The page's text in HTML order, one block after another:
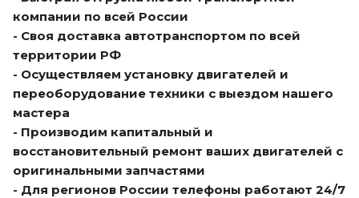
компании по всей России
- Своя доставка автотранспортом по всей
территории РФ
- Осуществляем установку двигателей и
переоборудование техники с выездом нашего
мастера
- Производим капитальный и
восстановительный ремонт ваших двигателей с
оригинальными запчастями
- Для регионов России телефоны работают 24/7